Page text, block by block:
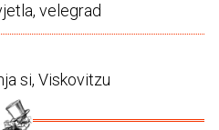
velegrad
si, Viskovitzu